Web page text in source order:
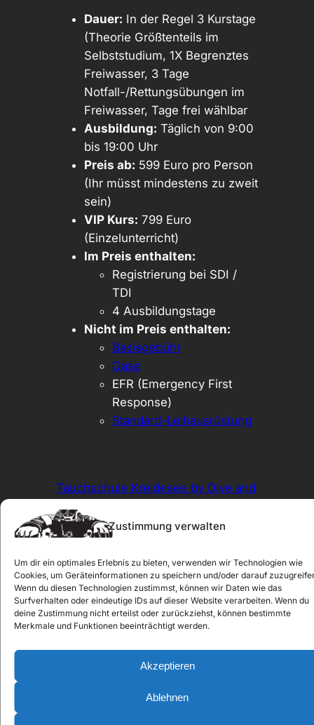
Zustimmung verwalten
Um dir ein optimales Erlebnis zu bieten, verwenden wir Technologien wie
Cookies, um Geräteinformationen zu speichern und/oder darauf
Wenn du diesen Technologien zustimmst, können wir Daten wie das
Surfverhalten oder eindeutige IDs auf dieser Website verarbeiten. Wenn du
deine Zustimmung nicht erteilst oder zurückziehst, können bestimmte
Merkmale und Funktionen beeinträchtigt werden.
Akzeptieren
Ablehnen
Dauer: In der Regel 3 Kurstage
(Theorie Größtenteils im
Selbststudium, 1X Begrenztes
Freiwasser, 3 Tage
Notfall-/Rettungsübungen im
Freiwasser, Tage frei wählbar
Ausbildung: Täglich von 9:00
bis 19:00 Uhr
Preis ab: 599 Euro pro Person
(Ihr müsst mindestens zu zweit
sein)
VIP Kurs: 799 Euro
(Einzelunterricht)
Im Preis enthalten:
Registrierung bei SDI /
TDI
4 Ausbildungstage
Nicht im Preis enthalten:
Basisgebühr
Gase
EFR (Emergency First
Response)
Standard-Leihausrüstung
Tauchschule Kreidesee by Dive and
Training Facility
2026
WhatsApp
E-MailInstagram
Facebook
Datenschutzerklärung
Haftungsausschluss